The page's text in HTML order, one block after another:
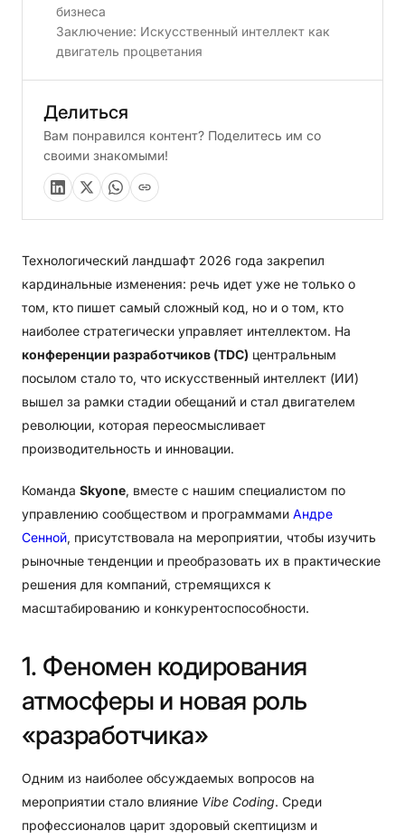
Технологический ландшафт 2026 года закрепил
кардинальные изменения: речь идет уже не только о
том, кто пишет самый сложный код, но и о том, кто
наиболее стратегически управляет интеллектом. На
конференции разработчиков (TDC) центральным
посылом стало то, что искусственный интеллект (ИИ)
вышел за рамки стадии обещаний и стал двигателем
революции, которая переосмысливает
производительность и инновации.
Команда Skyone, вместе с нашим специалистом по
управлению сообществом и программами Андре
Сенной, присутствовала на мероприятии, чтобы изучить
рыночные тенденции и преобразовать их в практические
решения для компаний, стремящихся к
масштабированию и конкурентоспособности.
1. Феномен кодирования
атмосферы и новая роль
«разработчика»
Одним из наиболее обсуждаемых вопросов на
мероприятии стало влияние Vibe Coding. Среди
профессионалов царит здоровый скептицизм и
бизнеса
Заключение: Искусственный интеллект как
двигатель процветания
Делиться
Вам понравился контент? Поделитесь им со
своими знакомыми!